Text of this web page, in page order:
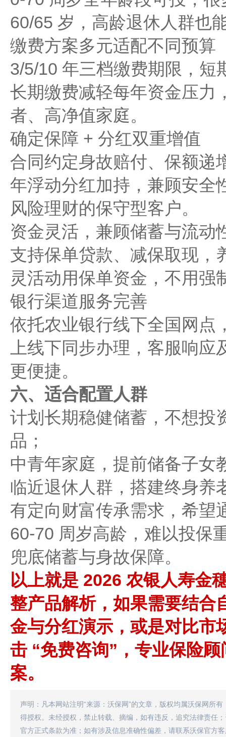
60/65 岁，高龄退休人群也
缴费方案多元适配不同预算
3/5/10 年三档缴费期限，短
长期缴费减轻每年资金压力
者、高净值家庭。
确定保障 + 分红双重增值
合同约定身故赔付、保额递
年浮动分红加持，兼顾安全
风险理财的保守型客户。
资金灵活，兼顾储蓄与流动
支持保单贷款、减保取现，
灵活动用保单资金，不用强
银行渠道服务完善
依托农业银行线下全国网点
上线下同步办理，客服响
更便捷。
六、适合配置人群
计划长期稳健储蓄，不想投
品；
中青年家庭，提前储备子女
临近退休人群，搭建终身养
有定向财富传承需求，希望
60-70 周岁高龄，难以投保
兜底储蓄与身故保障。
以上就是 2026 农银人寿金
整产品解析，如果需要结合
金与分红演示，或是对比市
击 “免费咨询”，专业保险
案。
声明：凡本网站注明“来源：沃保网”的文章，版权均属沃保网所
得授权。未经授权，禁止转载、摘编，如有违反，追究法律责任
官方正式条款为准；如有涉及信息准确性偏差，请联系沃保官方